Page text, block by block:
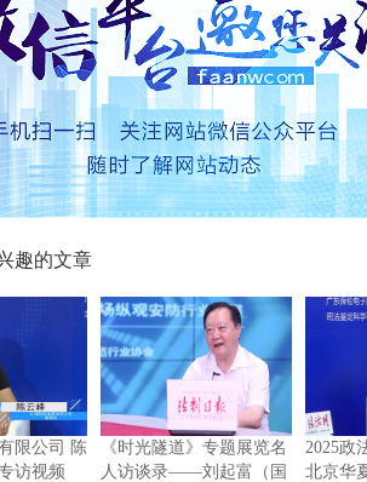
趣的文章
限公司 陈
访视频
《时光隧道》专题展览名
人访谈录——刘起富（国
2025政
北京华